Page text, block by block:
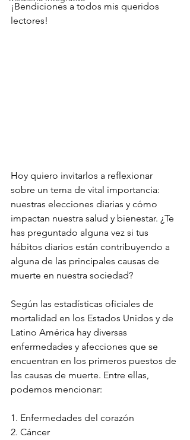
¡Bendiciones a todos mis queridos
lectores!
Hoy quiero invitarlos a reflexionar
sobre un tema de vital importancia:
nuestras elecciones diarias y cómo
impactan nuestra salud y bienestar. ¿Te
has preguntado alguna vez si tus
hábitos diarios están contribuyendo a
alguna de las principales causas de
muerte en nuestra sociedad?
Según las estadísticas oficiales de
mortalidad en los Estados Unidos y de
Latino América hay diversas
enfermedades y afecciones que se
encuentran en los primeros puestos de
las causas de muerte. Entre ellas,
podemos mencionar:
1. Enfermedades del corazón
2. Cáncer